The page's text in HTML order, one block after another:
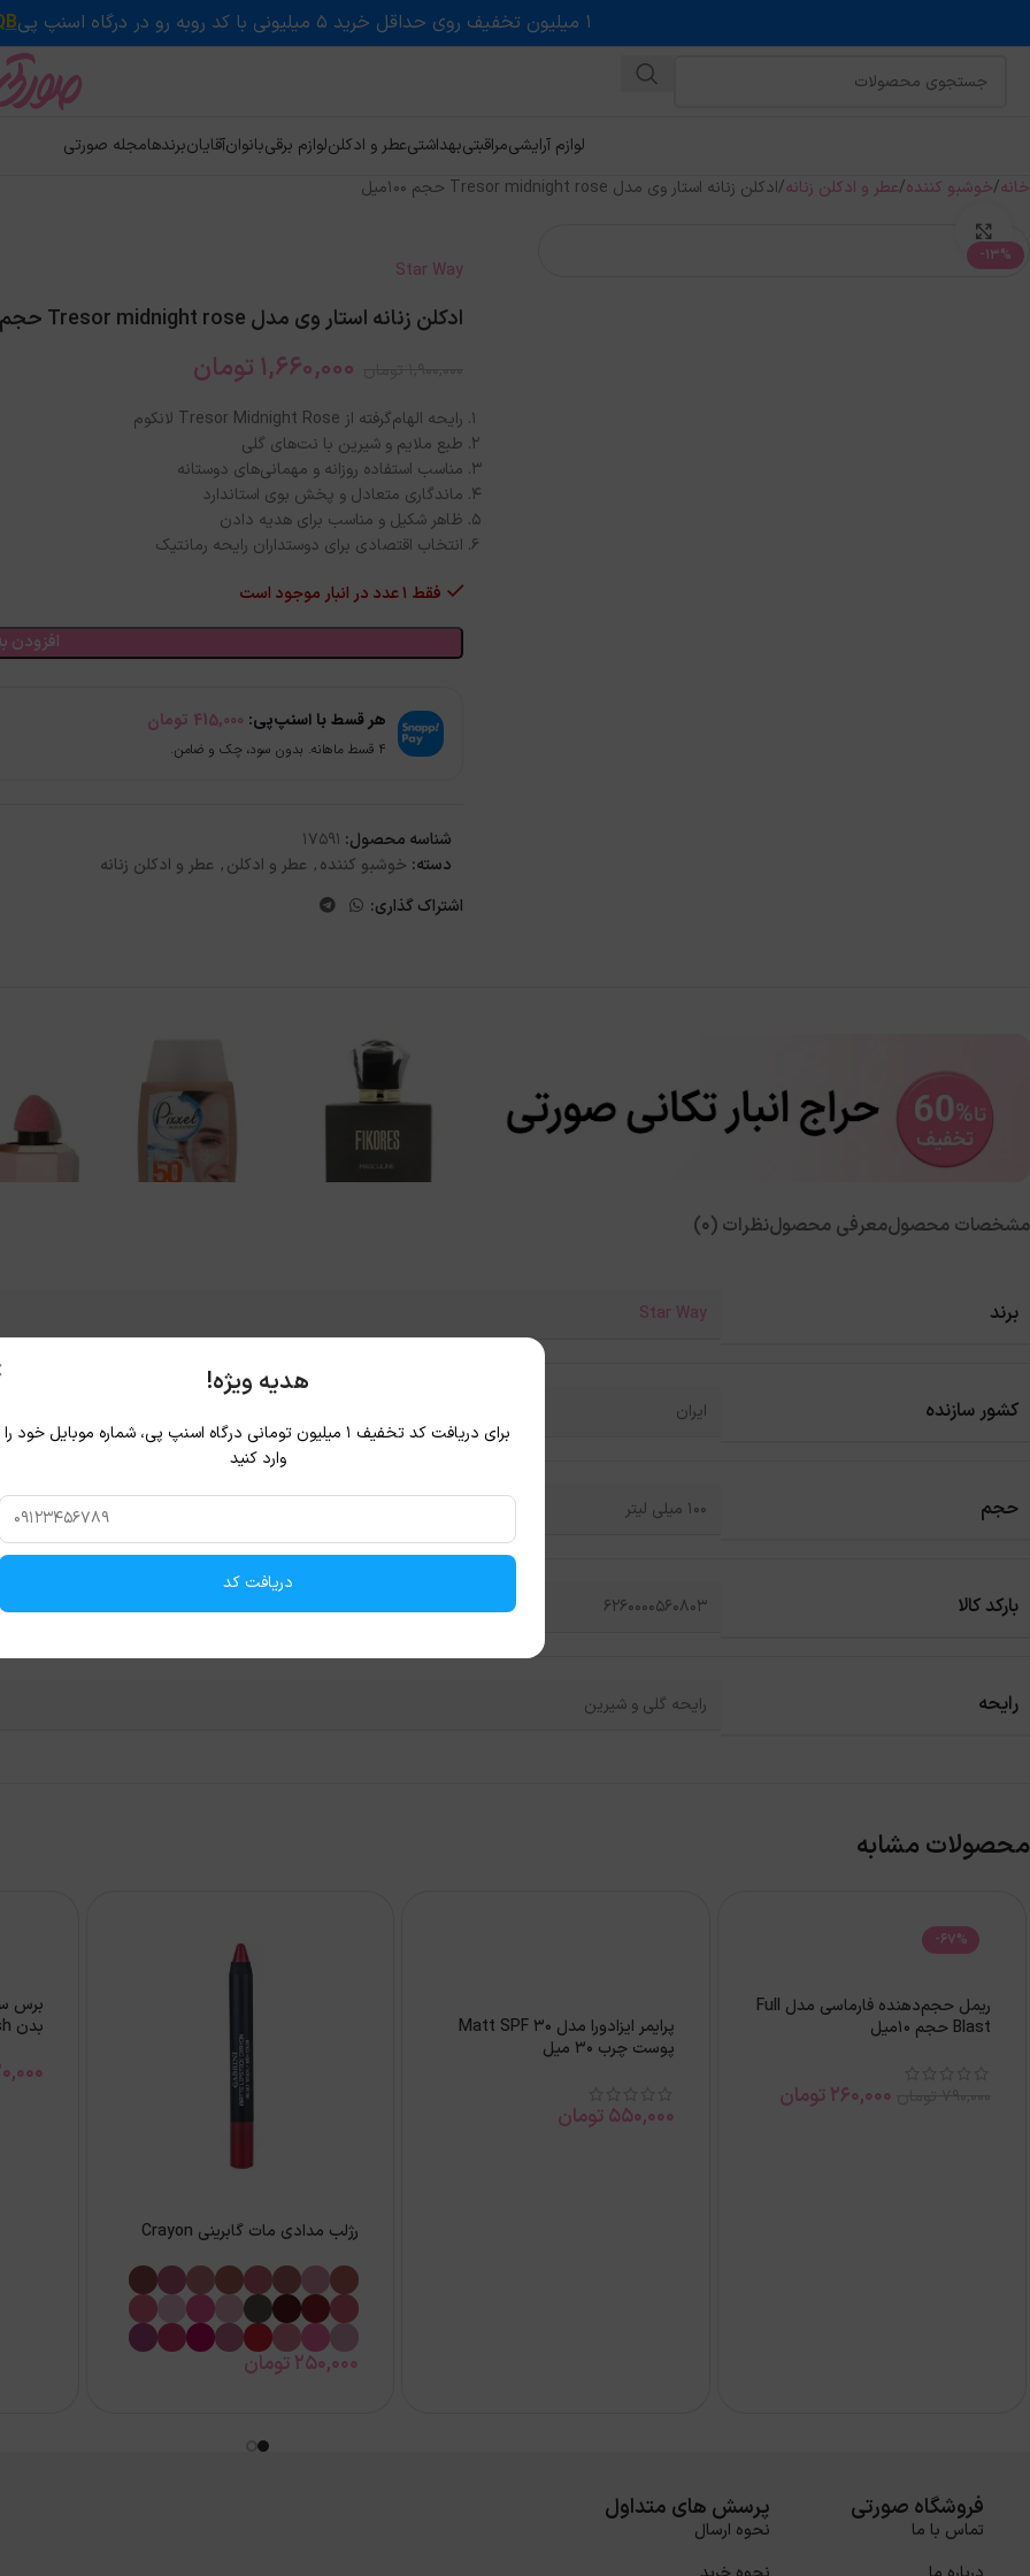
۱ میلیون تخفیف روی حداقل خرید ۵ میلیونی با کد روبه رو در درگاه اسنپ پی
لوازم آرایشیمراقبتیبهداشتیعطر و ادکلنلوازم برقیبانوانآقایانبرندهامجله صورتی
خانه خوشبو کننده عطر و ادکلن زنانه ادکلن زنانه استار وی مدل Tresor midnight rose حجم 100میل
-13%
Star Way
ادکلن زنانه استار وی مدل Tresor midnight rose حجم 100میل
1,660,000 تومان
رایحه الهام‌گرفته از Tresor Midnight Rose لانکوم
طبع ملایم و شیرین با نت‌های گلی
مناسب استفاده روزانه و مهمانی‌های دوستانه
ماندگاری متعادل و پخش بوی استاندارد
ظاهر شکیل و مناسب برای هدیه‌ دادن
انتخاب اقتصادی برای دوستداران رایحه رمانتیک
فقط 1 عدد در انبار موجود است
افزودن
هر قسط با اسنپ‌پی: 415,000 تومان
۴ قسط ماهانه. بدون سود، چک و ضامن.
شناسه محصول: 17591
دسته: خوشبو کننده, عطر و ادکلن, عطر و ادکلن زنانه
اشتراک گذاری:
مشخصات محصولمعرفی محصولنظرات (0)
برند Star Way
کشور سازنده ایران
حجم 100 میلی لیتر
بارکد کالا 6260000560803
رایحه رایحه گلی و شیرین
محصولات مشابه
-67%
ریمل حجم‌دهنده فارماسی مدل Full
Blast حجم 10میل
260,000تومان
پرايمر ايزادورا مدل Matt SPF 30
پوست چرب 30 ميل
550,000تومان
رژلب مدادی مات گابرینی Crayon
250,000تومان
برس
بدن Body Scrubber Brush
فروشگاه صورتی
تماس با ما
پرسش های متداول
نحوه ارسال
هدیه ویژه!
برای دریافت کد تخفیف ۱ میلیون تومانی درگاه اسنپ پی، شماره موبایل خود را
وارد کنید
دریافت کد